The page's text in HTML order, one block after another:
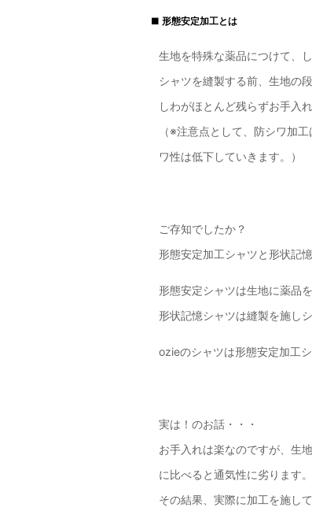
■ 形態安定加工とは
生地を特殊な薬品につけて、
シャツを縫製する前、生地の
しわがほとんど残らずお手入
（※注意点として、防シワ加
ワ性は低下していきます。）
ご存知でしたか？
形態安定加工シャツと形状記
形態安定シャツは生地に薬品
形状記憶シャツは縫製を施し
ozieのシャツは形態安定加工シ
実は！のお話・・・
お手入れは楽なのですが、生
に比べると通気性に劣ります。
その結果、実際に加工を施し